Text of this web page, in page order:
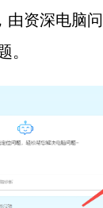
由资深电脑